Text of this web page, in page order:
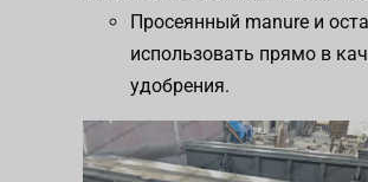
Просеянный manure и
использовать прямо в
удобрения.